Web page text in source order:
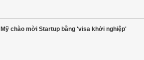
chào mời Startup bằng 'visa khởi nghiệp'